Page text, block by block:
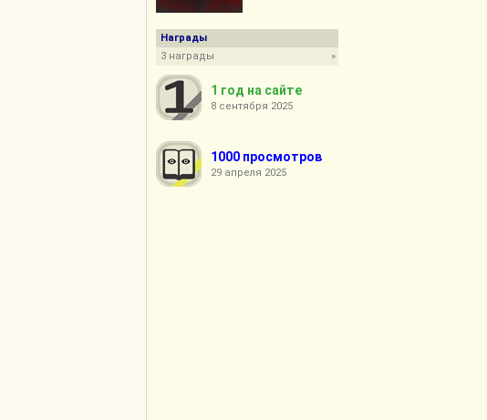
Награды
3 награды
»
1 год на сайте
8 сентября 2025
1000 просмотров
29 апреля 2025